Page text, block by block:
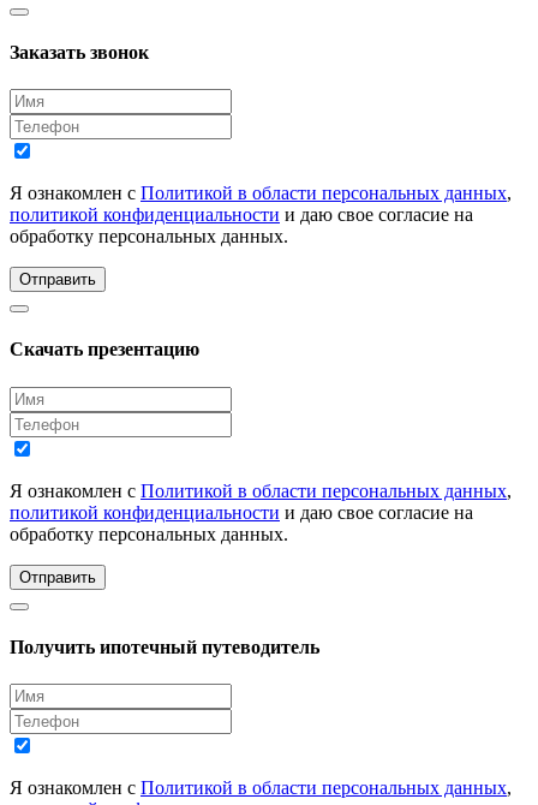
Заказать звонок
Я ознакомлен с Политикой в области персональных данных,
политикой конфиденциальности и даю свое согласие на
обработку персональных данных.
Отправить
Скачать презентацию
Я ознакомлен с Политикой в области персональных данных,
политикой конфиденциальности и даю свое согласие на
обработку персональных данных.
Отправить
Получить ипотечный путеводитель
Я ознакомлен с Политикой в области персональных данных,